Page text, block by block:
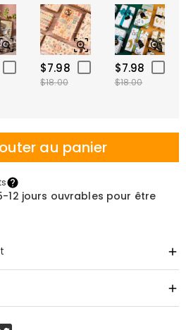
$7.98
$18.00
$7.98
$18.00
au panier
12 jours ouvrables pour être